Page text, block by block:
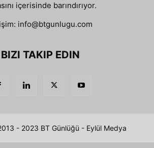
içerisinde barındırıyor.
info@btgunlugu.com
BIZI TAKIP EDIN
- 2023 BT Günlüğü - Eylül Medya